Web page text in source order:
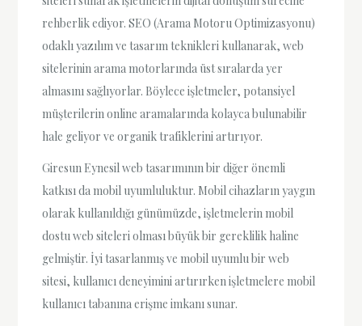
rehberlik ediyor. SEO (Arama Motoru Optimizasyonu)
odaklı yazılım ve tasarım teknikleri kullanarak, web
sitelerinin arama motorlarında üst sıralarda yer
almasını sağlıyorlar. Böylece işletmeler, potansiyel
müşterilerin online aramalarında kolayca bulunabilir
hale geliyor ve organik trafiklerini artırıyor.
Giresun Eynesil web tasarımının bir diğer önemli
katkısı da mobil uyumluluktur. Mobil cihazların yaygın
olarak kullanıldığı günümüzde, işletmelerin mobil
dostu web siteleri olması büyük bir gereklilik haline
gelmiştir. İyi tasarlanmış ve mobil uyumlu bir web
sitesi, kullanıcı deneyimini artırırken işletmelere mobil
kullanıcı tabanına erişme imkanı sunar.